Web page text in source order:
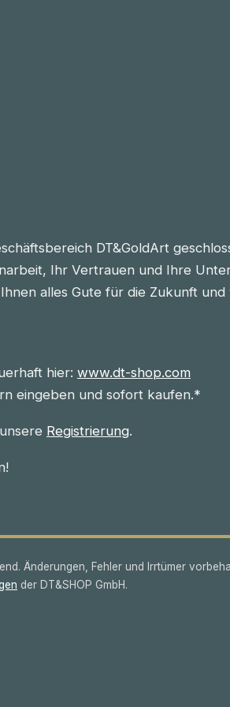
DT&GoldArt
Ihr Vertrauen und Ihre
alles Gute für die Zukunft und
hier: www.dt-shop.com
eingeben und sofort kaufen.*
Registrierung.
Änderungen, Fehler und Irrtümer
der DT&SHOP GmbH.